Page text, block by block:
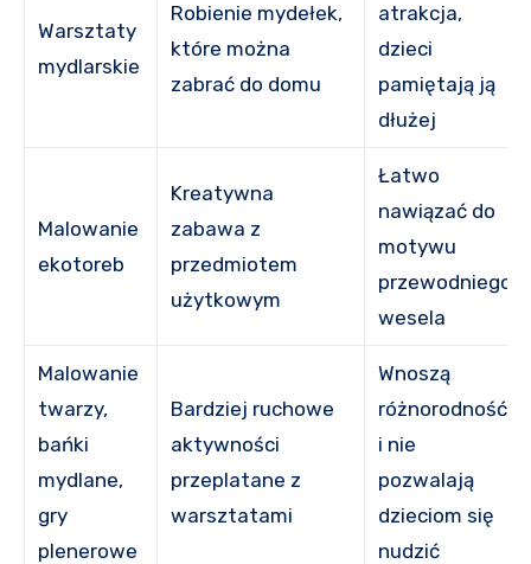
Warsztaty
mydlarskie
Robienie mydełek,
które można
zabrać do domu
atrakcja,
dzieci
pamiętają ją
dłużej
Malowanie
ekotoreb
Kreatywna
zabawa z
przedmiotem
użytkowym
Łatwo
nawiązać do
motywu
przewodniego
wesela
Malowanie
twarzy,
bańki
mydlane,
gry
plenerowe
Bardziej ruchowe
aktywności
przeplatane z
warsztatami
Wnoszą
różnorodność
i nie
pozwalają
dzieciom się
nudzić